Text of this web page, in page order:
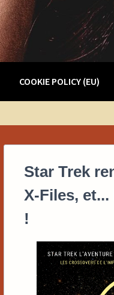
COOKIE POLICY (EU)
Star Trek
X-Files,
!